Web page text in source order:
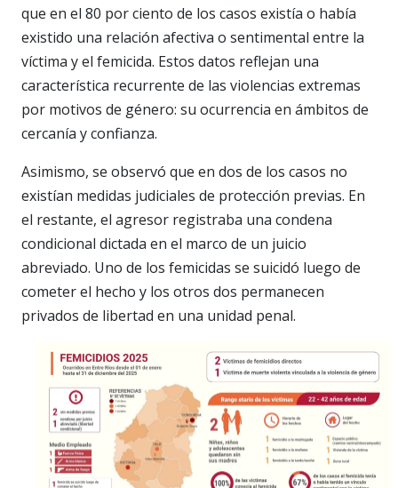
que en el 80 por ciento de los casos existía o había
existido una relación afectiva o sentimental entre la
víctima y el femicida. Estos datos reflejan una
característica recurrente de las violencias extremas
por motivos de género: su ocurrencia en ámbitos de
cercanía y confianza.
Asimismo, se observó que en dos de los casos no
existían medidas judiciales de protección previas. En
el restante, el agresor registraba una condena
condicional dictada en el marco de un juicio
abreviado. Uno de los femicidas se suicidó luego de
cometer el hecho y los otros dos permanecen
privados de libertad en una unidad penal.